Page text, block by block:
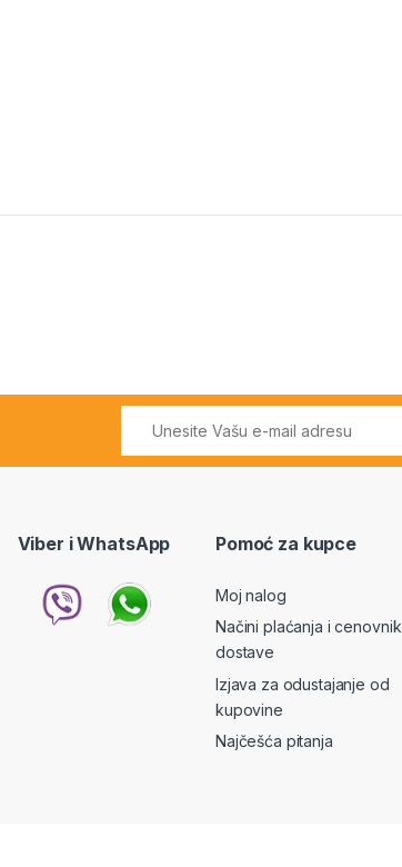
Viber i WhatsApp Pomoć za kupce
Moj nalog
Načini plaćanja i cenovnik
dostave
Izjava za odustajanje od
kupovine
Najčešća pitanja